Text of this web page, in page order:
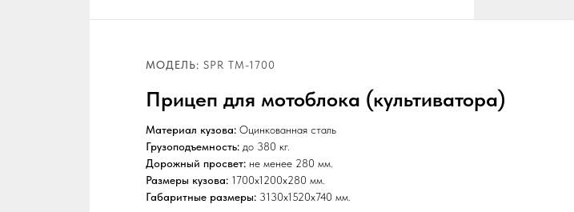
МОДЕЛЬ: SPR ТМ-1700
Прицеп для мотоблока (культиватора)
Материал кузова: Оцинкованная сталь
Грузоподъемность: до 380 кг.
Дорожный просвет: не менее 280 мм.
Размеры кузова: 1700x1200x280 мм.
Габаритные размеры: 3130x1520x740 мм.